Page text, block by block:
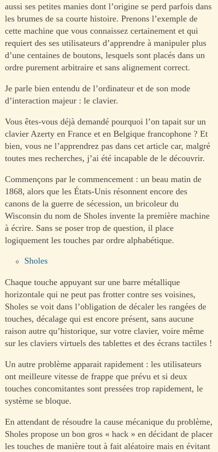
aussi ses petites manies dont l’origine se perd parfois dans
les brumes de sa courte histoire. Prenons l’exemple de
cette machine que vous connaissez certainement et qui
requiert des ses utilisateurs d’apprendre à manipuler plus
d’une centaines de boutons, lesquels sont placés dans un
ordre purement arbitraire et sans alignement correct.
Je parle bien entendu de l’ordinateur et de son mode
d’interaction majeur : le clavier.
Vous êtes-vous déjà demandé pourquoi l’on tapait sur un
clavier Azerty en France et en Belgique francophone ? Et
bien, vous ne l’apprendrez pas dans cet article car, malgré
toutes mes recherches, j’ai été incapable de le découvrir.
Commençons par le commencement : un beau matin de
1868, alors que les États-Unis résonnent encore des
canons de la guerre de sécession, un bricoleur du
Wisconsin du nom de Sholes invente la première machine
à écrire. Sans se poser trop de question, il place
logiquement les touches par ordre alphabétique.
Sholes
Chaque touche appuyant sur une barre métallique
horizontale qui ne peut pas frotter contre ses voisines,
Sholes se voit dans l’obligation de décaler les rangées de
touches, décalage qui est encore présent, sans aucune
raison autre qu’historique, sur votre clavier, voire même
sur les claviers virtuels des tablettes et des écrans tactiles !
Un autre problème apparait rapidement : les utilisateurs
ont meilleure vitesse de frappe que prévu et si deux
touches concomitantes sont pressées trop rapidement, le
système se bloque.
En attendant de résoudre la cause mécanique du problème,
Sholes propose un bon gros « hack » en décidant de placer
les touches de manière tout à fait aléatoire mais en évitant